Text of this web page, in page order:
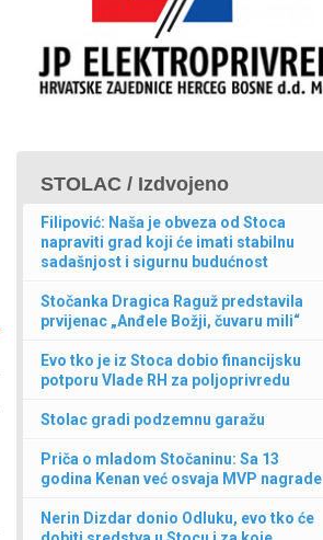
STOLAC / Izdvojeno
Filipović: Naša je obveza od Stoca
napraviti grad koji će imati stabilnu
sadašnjost i sigurnu budućnost
Stočanka Dragica Raguž predstavila
prvijenac „Anđele Božji, čuvaru mili“
Evo tko je iz Stoca dobio financijsku
potporu Vlade RH za poljoprivredu
Stolac gradi podzemnu garažu
Priča o mladom Stočaninu: Sa 13
godina Kenan već osvaja MVP nagrade
Nerin Dizdar donio Odluku, evo tko će